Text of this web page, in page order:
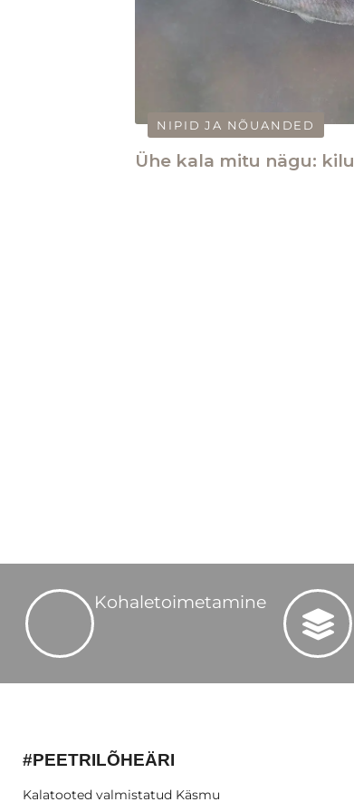
NIPID JA NÕUANDED
Ühe kala mitu nägu: kilu
Kohaletoimetamine
#PEETRILÕHEÄRI
Kalatooted valmistatud Käsmu